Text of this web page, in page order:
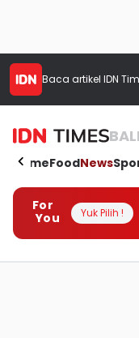
Baca artikel IDN
BALI
HomeFoodNews
For
You
Yuk Pilih !